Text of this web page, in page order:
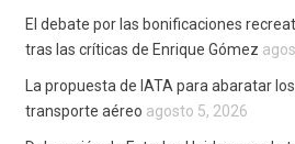
El debate por las bonificaciones
tras las críticas de Enrique Gómez
La propuesta de IATA para abaratar
transporte aéreo agosto 5, 2026